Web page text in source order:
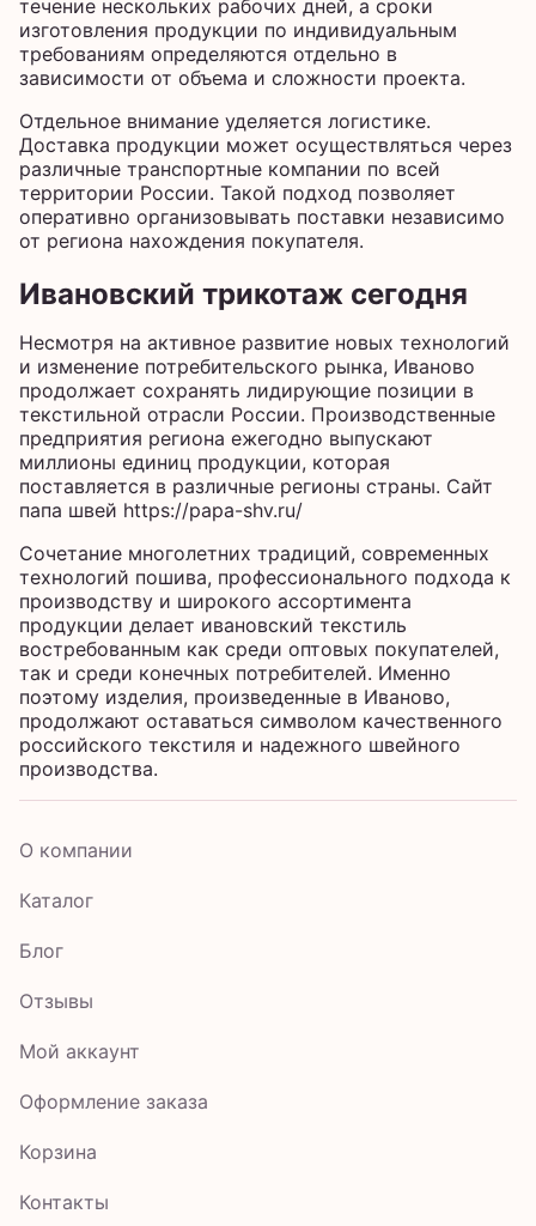
течение нескольких рабочих дней, а сроки
изготовления продукции по индивидуальным
требованиям определяются отдельно в
зависимости от объема и сложности проекта.
Отдельное внимание уделяется логистике.
Доставка продукции может осуществляться через
различные транспортные компании по всей
территории России. Такой подход позволяет
оперативно организовывать поставки независимо
от региона нахождения покупателя.
Ивановский трикотаж сегодня
Несмотря на активное развитие новых технологий
и изменение потребительского рынка, Иваново
продолжает сохранять лидирующие позиции в
текстильной отрасли России. Производственные
предприятия региона ежегодно выпускают
миллионы единиц продукции, которая
поставляется в различные регионы страны. Сайт
папа швей https://papa-shv.ru/
Сочетание многолетних традиций, современных
технологий пошива, профессионального подхода к
производству и широкого ассортимента
продукции делает ивановский текстиль
востребованным как среди оптовых покупателей,
так и среди конечных потребителей. Именно
поэтому изделия, произведенные в Иваново,
продолжают оставаться символом качественного
российского текстиля и надежного швейного
производства.
О компании
Каталог
Блог
Отзывы
Мой аккаунт
Оформление заказа
Корзина
Контакты